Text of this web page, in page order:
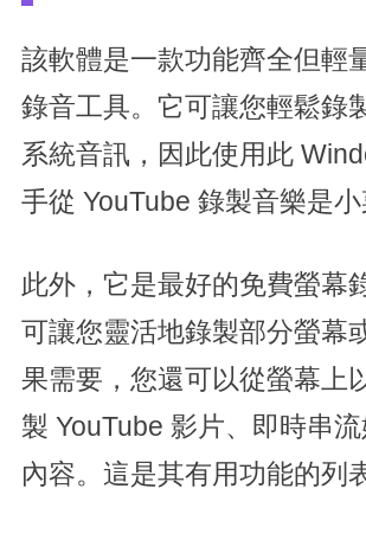
該軟體是一款功能齊全但輕
錄音工具。它可讓您輕鬆錄
系統音訊，因此使用此
手從 YouTube 錄製音樂是小
此外，它是最好的免費螢幕
可讓您靈活地錄製部分螢幕
果需要，您還可以從螢幕上
製 YouTube 影片、即時串
內容。這是其有用功能的列